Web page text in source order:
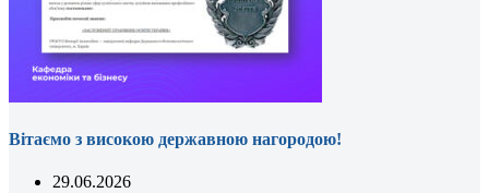
Вітаємо з високою державною нагородою!
29.06.2026